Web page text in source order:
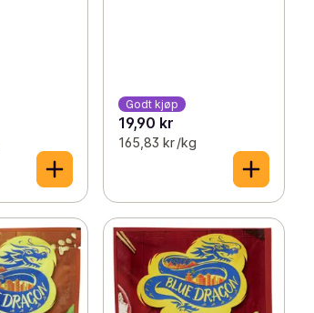
Godt kjøp
19,90 kr
165,83 kr /kg